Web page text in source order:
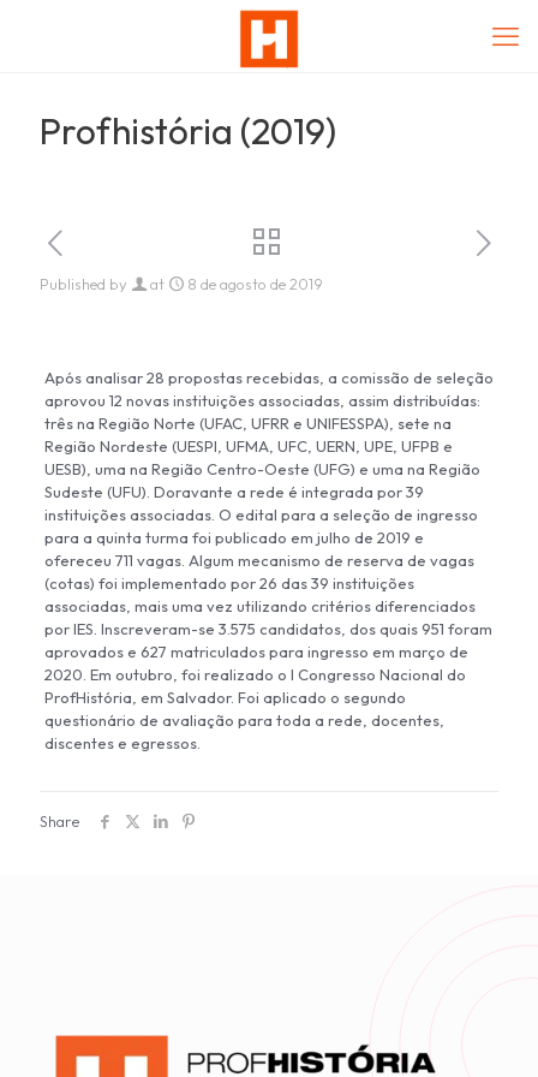
Profhistória (2019)
Published by at 8 de agosto de 2019
Após analisar 28 propostas recebidas, a comissão de seleção
aprovou 12 novas instituições associadas, assim distribuídas:
três na Região Norte (UFAC, UFRR e UNIFESSPA), sete na
Região Nordeste (UESPI, UFMA, UFC, UERN, UPE, UFPB e
UESB), uma na Região Centro-Oeste (UFG) e uma na Região
Sudeste (UFU). Doravante a rede é integrada por 39
instituições associadas. O edital para a seleção de ingresso
para a quinta turma foi publicado em julho de 2019 e
ofereceu 711 vagas. Algum mecanismo de reserva de vagas
(cotas) foi implementado por 26 das 39 instituições
associadas, mais uma vez utilizando critérios diferenciados
por IES. Inscreveram-se 3.575 candidatos, dos quais 951 foram
aprovados e 627 matriculados para ingresso em março de
2020. Em outubro, foi realizado o I Congresso Nacional do
ProfHistória, em Salvador. Foi aplicado o segundo
questionário de avaliação para toda a rede, docentes,
discentes e egressos.
Share